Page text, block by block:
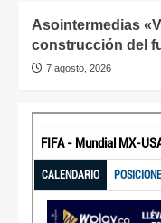
Asointermedias
construcción del
7 agosto, 2026